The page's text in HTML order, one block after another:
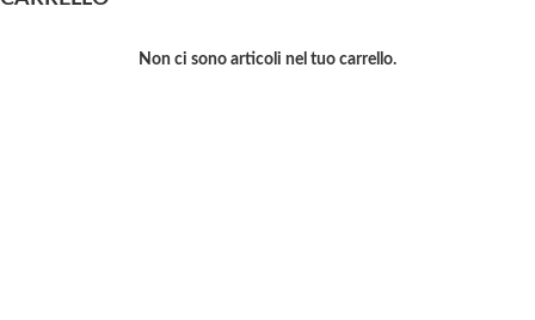
Non ci sono articoli nel tuo carrello.